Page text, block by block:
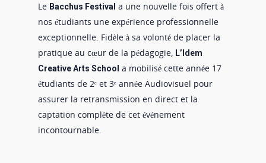
Le Bacchus Festival a une nouvelle fois offert à
nos étudiants une expérience professionnelle
exceptionnelle. Fidèle à sa volonté de placer la
pratique au cœur de la pédagogie, L’Idem
Creative Arts School a mobilisé cette année 17
étudiants de 2ᵉ et 3ᵉ année Audiovisuel pour
assurer la retransmission en direct et la
captation complète de cet événement
incontournable.